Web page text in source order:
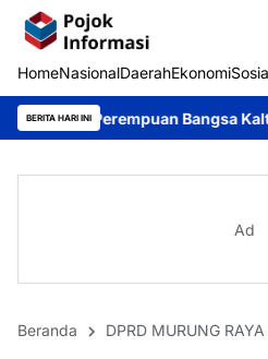
HomeNasionalDaerahEkonomi
BERITA HARI INI
Bangsa Kalteng Periode
Ad
Beranda DPRD MURUNG RAYA